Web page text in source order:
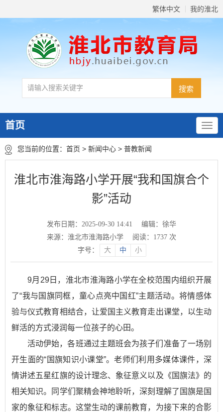
繁体中文 我的淮北
首页
您当前的位置： 首页 > 新闻中心 > 普教新闻
淮北市淮海路小学开展“我和国旗合个
影”活动
发布日期：2025-09-30 14:41
编辑：徐华
来源：淮北市淮海路小学
阅读： 1737 次
字号：
大 中 小
9月29日，淮北市淮海路小学在全校范围内组织开展
了“我与国旗同框，童心点亮中国红”主题活动。将情感体
验与仪式教育相结合，让爱国主义教育走出课堂，以生动
鲜活的方式浸润每一位孩子的心田。
活动伊始，各班通过主题班会为孩子们准备了一场别
开生面的“国旗知识小课堂”。老师们利用多媒体课件，深
情讲述五星红旗的设计理念、象征意义以及《国旗法》的
相关知识。同学们聚精会神地聆听，深刻理解了国旗是国
家的象征和标志。这堂生动的课前教育，为接下来的合影